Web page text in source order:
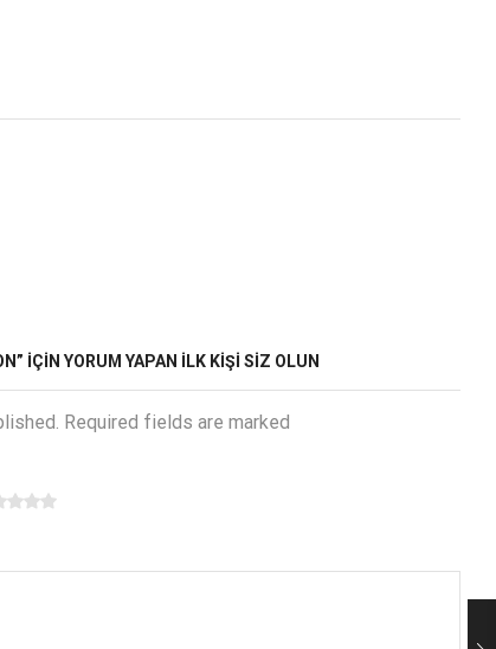
IÇIN YORUM YAPAN ILK KIŞI SIZ OLUN
Required fields are marked